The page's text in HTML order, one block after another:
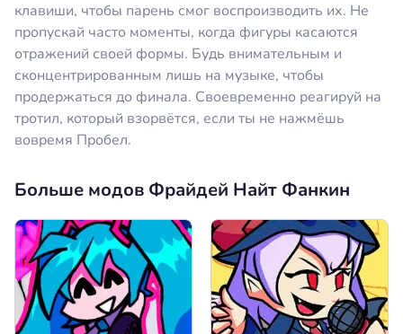
клавиши, чтобы парень смог воспроизводить их. Не
пропускай часто моменты, когда фигуры касаются
отражений своей формы. Будь внимательным и
сконцентрированным лишь на музыке, чтобы
продержаться до финала. Своевременно реагируй на
тротил, который взорвётся, если ты не нажмёшь
вовремя Пробел.
Больше модов Фрайдей Найт Фанкин